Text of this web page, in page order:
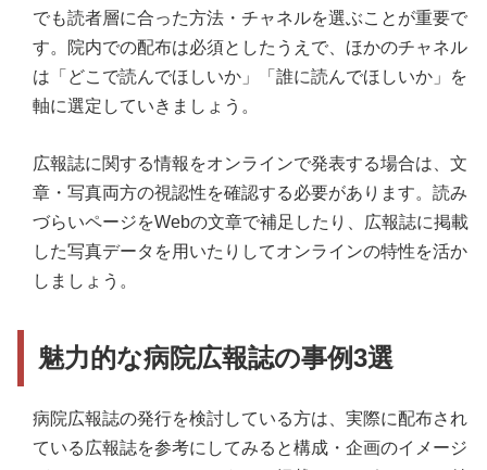
でも読者層に合った方法・チャネルを選ぶことが重要で
す。院内での配布は必須としたうえで、ほかのチャネル
は「どこで読んでほしいか」「誰に読んでほしいか」を
軸に選定していきましょう。
広報誌に関する情報をオンラインで発表する場合は、文
章・写真両方の視認性を確認する必要があります。読み
づらいページをWebの文章で補足したり、広報誌に掲載
した写真データを用いたりしてオンラインの特性を活か
しましょう。
魅力的な病院広報誌の事例3選
病院広報誌の発行を検討している方は、実際に配布され
ている広報誌を参考にしてみると構成・企画のイメージ